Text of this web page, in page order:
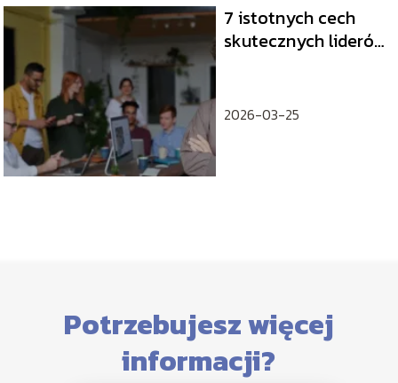
7 istotnych cech
skutecznych liderów
lidera?
2026-03-25
Potrzebujesz więcej
informacji?